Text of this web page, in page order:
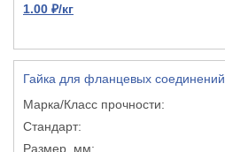
1.00 ₽/кг
Гайка для фланцевых соединений